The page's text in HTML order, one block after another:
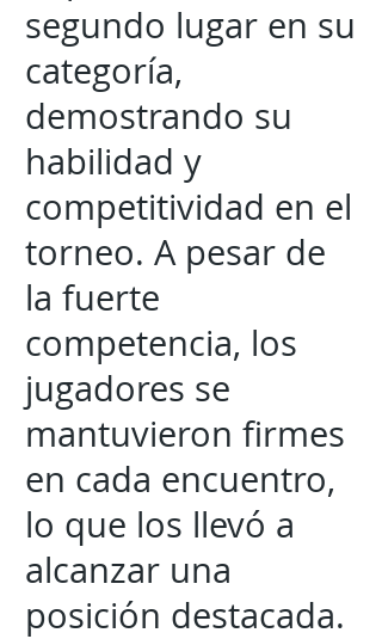
segundo lugar en su
categoría,
demostrando su
habilidad y
competitividad en el
torneo. A pesar de
la fuerte
competencia, los
jugadores se
mantuvieron firmes
en cada encuentro,
lo que los llevó a
alcanzar una
posición destacada.